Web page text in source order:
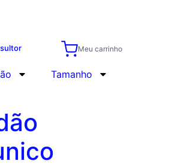
Meu carrinho
Tamanho